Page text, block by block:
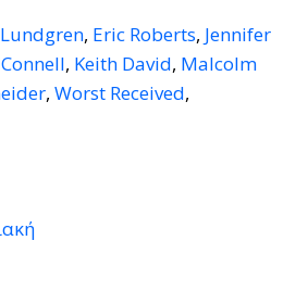
, Eric Roberts, Jennifer
, Keith David, Malcolm
, Worst Received,